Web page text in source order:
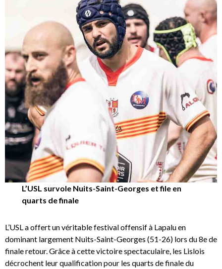
L’USL survole Nuits-Saint-Georges et file en
quarts de finale
L’USL a offert un véritable festival offensif à Lapalu en
dominant largement Nuits-Saint-Georges (51-26) lors du 8e de
finale retour. Grâce à cette victoire spectaculaire, les Lislois
décrochent leur qualification pour les quarts de finale du